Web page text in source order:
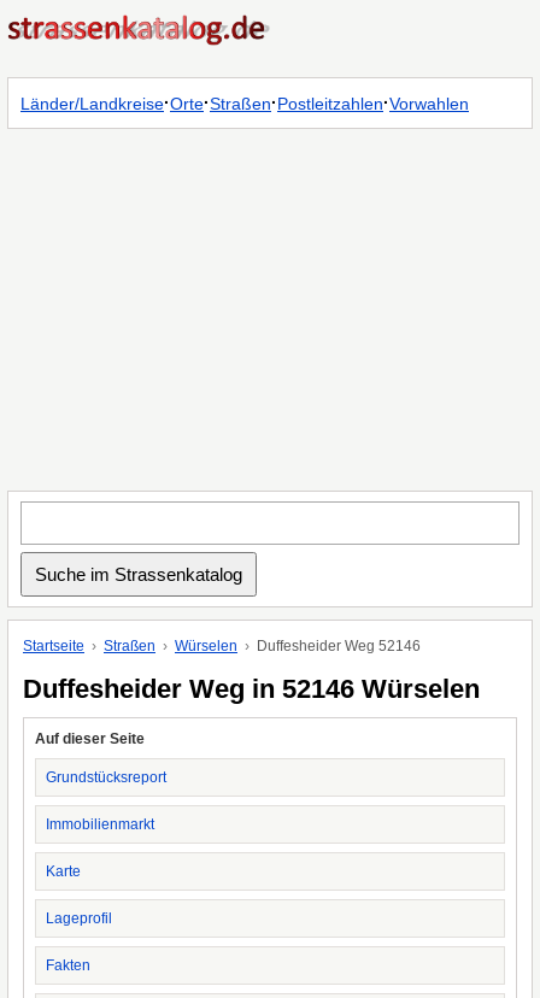
Länder/Landkreise·Orte·Straßen·Postleitzahlen·Vorwahlen
Startseite Straßen Würselen Duffesheider Weg 52146
Duffesheider Weg in 52146 Würselen
Auf dieser Seite
Grundstücksreport
Immobilienmarkt
Karte
Lageprofil
Fakten